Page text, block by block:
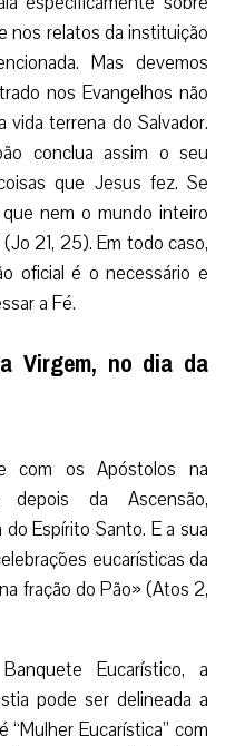
nos relatos da instituição
Mas devemos
nos Evangelhos não
terrena do Salvador.
conclua assim o seu
que Jesus fez. Se
nem o mundo inteiro
21, 25). Em todo caso,
oficial é o necessário e
a Fé.
Virgem, no dia da
com os Apóstolos na
depois da Ascensão,
Espírito Santo. E a sua
eucarísticas da
fração do Pão» (Atos 2,
Eucarístico, a
pode ser delineada a
Eucarística” com